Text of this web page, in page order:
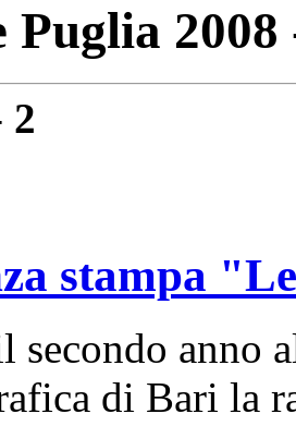
Puglia
2
stampa
secondo anno
di Bari la